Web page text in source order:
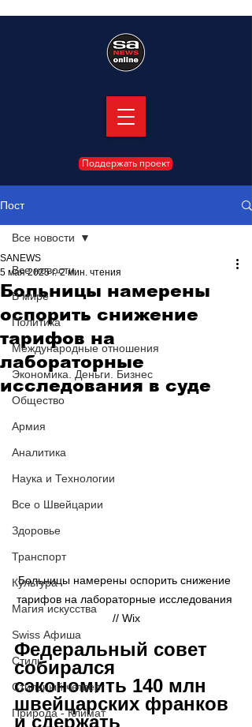
Поддержать проект
Пост
Все новости
В мире
Политика
Международные отношения
Экономика. Деньги. Бизнес
Общество
Армия
Аналитика
Наука и Технологии
Все о Швейцарии
Здоровье
Транспорт
Культура
Магия искусства
Swiss Афиша
Стиль
Стильный четверг
Природа - Климат
Все новости
Больницы намерены
оспорить снижение
тарифов на
лабораторные
исследования в суде
SANEWS
5 мая 2025 г. 2 мин. чтения
Больницы намерены оспорить снижение
тарифов на лабораторные исследования
// Wix
Федеральный совет
собирался
сэкономить 140 млн
швейцарских франков
и сдержать